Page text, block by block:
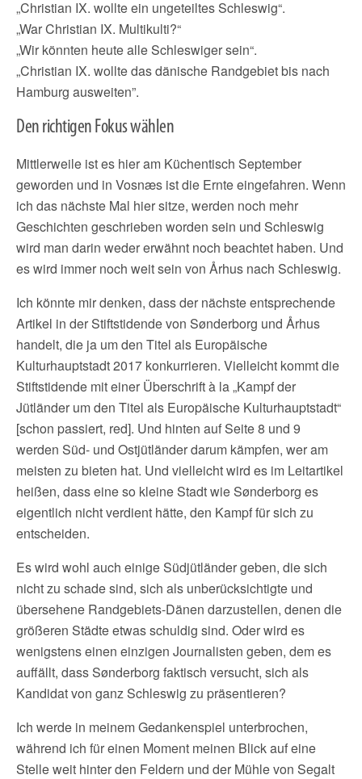
„Christian IX. wollte ein ungeteiltes Schleswig“.
„War Christian IX. Multikulti?“
„Wir könnten heute alle Schleswiger sein“.
„Christian IX. wollte das dänische Randgebiet bis nach
Hamburg ausweiten”.
Den richtigen Fokus wählen
Mittlerweile ist es hier am Küchentisch September
geworden und in Vosnæs ist die Ernte eingefahren. Wenn
ich das nächste Mal hier sitze, werden noch mehr
Geschichten geschrieben worden sein und Schleswig
wird man darin weder erwähnt noch beachtet haben. Und
es wird immer noch weit sein von Århus nach Schleswig.
Ich könnte mir denken, dass der nächste entsprechende
Artikel in der Stiftstidende von Sønderborg und Århus
handelt, die ja um den Titel als Europäische
Kulturhauptstadt 2017 konkurrieren. Vielleicht kommt die
Stiftstidende mit einer Überschrift à la „Kampf der
Jütländer um den Titel als Europäische Kulturhauptstadt“
[schon passiert, red]. Und hinten auf Seite 8 und 9
werden Süd- und Ostjütländer darum kämpfen, wer am
meisten zu bieten hat. Und vielleicht wird es im Leitartikel
heißen, dass eine so kleine Stadt wie Sønderborg es
eigentlich nicht verdient hätte, den Kampf für sich zu
entscheiden.
Es wird wohl auch einige Südjütländer geben, die sich
nicht zu schade sind, sich als unberücksichtigte und
übersehene Randgebiets-Dänen darzustellen, denen die
größeren Städte etwas schuldig sind. Oder wird es
wenigstens einen einzigen Journalisten geben, dem es
auffällt, dass Sønderborg faktisch versucht, sich als
Kandidat von ganz Schleswig zu präsentieren?
Ich werde in meinem Gedankenspiel unterbrochen,
während ich für einen Moment meinen Blick auf eine
Stelle weit hinter den Feldern und der Mühle von Segalt